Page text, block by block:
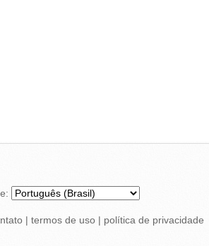
| termos de uso| política de privacidade